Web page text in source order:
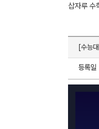
삽자루 수
[수능
등록일